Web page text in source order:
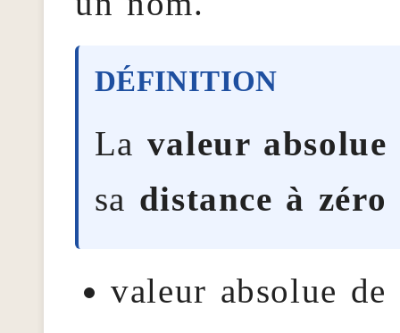
La valeur absolue
sa distance à zéro
valeur absolue